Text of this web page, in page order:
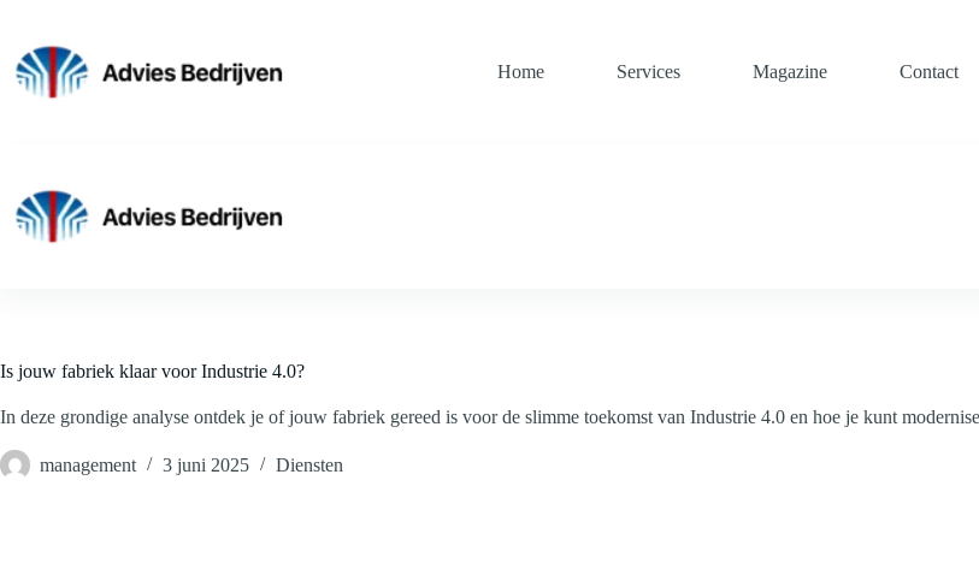
inhoud
Home Services Magazine Contact
Is jouw fabriek klaar voor Industrie 4.0?
In deze grondige analyse ontdek je of jouw fabriek gereed is voor de slimme toekomst van Industrie 4.0 en hoe je kunt
management 3 juni 2025 Diensten